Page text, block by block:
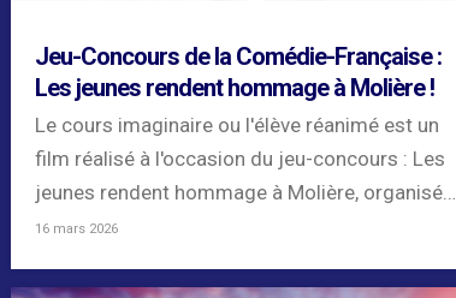
Jeu-Concours de la Comédie-Française :
Les jeunes rendent hommage à Molière !
Le cours imaginaire ou l'élève réanimé est un
film réalisé à l'occasion du jeu-concours : Les
jeunes rendent hommage à Molière, organisé
par...
16 mars 2026